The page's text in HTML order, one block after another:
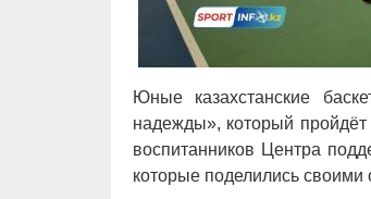
Юные казахстанские
надежды», который
воспитанников Центра
которые поделились